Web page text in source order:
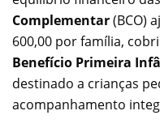
Complementar(BCO)
600,00 por família,
Benefício Primeira
destinado a crianças
acompanhamento